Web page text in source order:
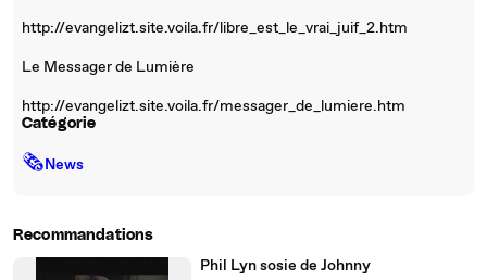
http://evangelizt.site.voila.fr/libre_est_le_vrai_juif_2.htm
Le Messager de Lumière
http://evangelizt.site.voila.fr/messager_de_lumiere.htm
Catégorie
🗞News
Recommandations
Phil Lyn sosie de Johnny